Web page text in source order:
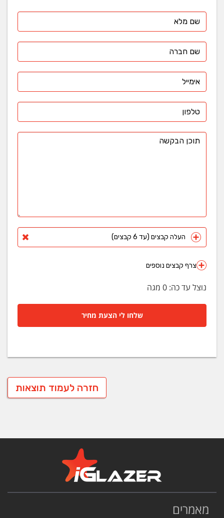
העלה קבצים (עד 6 קבצים)
צרף קבצים נוספים
נוצל עד כה: 0 מגה
שלחו לי הצעת מחיר
חזרה לעמוד תוצאות
מאמרים